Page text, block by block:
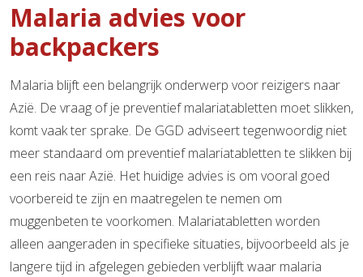
Malaria advies voor
backpackers
Malaria blijft een belangrijk onderwerp voor reizigers naar
Azië. De vraag of je preventief malariatabletten moet slikken,
komt vaak ter sprake. De GGD adviseert tegenwoordig niet
meer standaard om preventief malariatabletten te slikken bij
een reis naar Azië. Het huidige advies is om vooral goed
voorbereid te zijn en maatregelen te nemen om
muggenbeten te voorkomen. Malariatabletten worden
alleen aangeraden in specifieke situaties, bijvoorbeeld als je
langere tijd in afgelegen gebieden verblijft waar malaria